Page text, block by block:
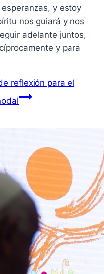
y estoy
nos guiará y nos
adelante juntos,
y para
reflexión para el